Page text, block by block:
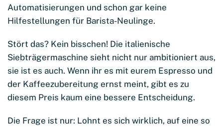
Automatisierungen und schon gar keine
Hilfestellungen für Barista-Neulinge.
Stört das? Kein bisschen! Die italienische
Siebträgermaschine sieht nicht nur ambitioniert aus,
sie ist es auch. Wenn ihr es mit eurem Espresso und
der Kaffeezubereitung ernst meint, gibt es zu
diesem Preis kaum eine bessere Entscheidung.
Die Frage ist nur: Lohnt es sich wirklich, auf eine so